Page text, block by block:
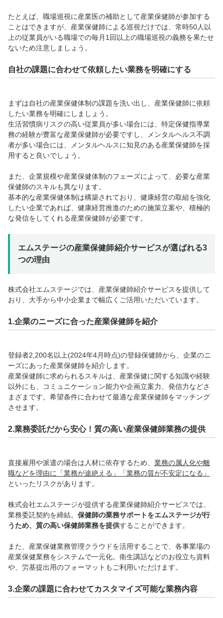
たとえば、職場巡視に産業医の補助として産業保健師が参加する
ことはできますが、産業保健師による巡視だけでは、常時50人以
上の従業員がいる職場での毎月1回以上の職場巡視の義務を果たせ
ないため注意しましょう。
自社の課題に合わせて依頼したい業務を明確にする
まずは自社の産業保健体制の課題を洗い出し、産業保健師に依頼
したい業務を明確にしましょう。
生活習慣病リスクの高い従業員が多い場合には、特定保健指導業
務の経験が豊富な産業保健師が必要ですし、メンタルヘルス不調
者が多い場合には、メンタルヘルスに知見のある産業保健師を採
用すると良いでしょう。
また、企業規模や産業保健体制のフェーズによって、必要な産業
保健師のスキルも異なります。
基本的な産業保健体制は構築されており、健康経営の取組を強化
したい企業であれば、健康経営推進のための施策立案や、積極的
な発信をしてくれる産業保健師が必要です。
エムステージの産業保健師紹介サービスが選ばれる3
つの理由
株式会社エムステージでは、産業保健師紹介サービスを提供して
おり、大手から中小企業まで幅広くご活用いただいています。
1.企業のニーズに合った産業保健師を紹介
登録者2,200名以上(2024年4月時点)の登録保健師から、企業のニ
ーズにあった産業保健師を紹介します。
産業保健師に求められるスキルは、産業保健に関する知識や経験
以外にも、コミュニケーション能力や企画立案力、発信力などさ
まざまです。希望条件に合わせて最適な産業保健師をマッチング
させます。
2.業務委託だから安心！質の高い産業保健師業務の提供
直接雇用や派遣の場合は人材に依存するため、 業務の属人化や離
職などを理由に「業務が途絶える」「業務の質が不安定になる」
といったリスクがあります。
株式会社エムステージが提供する産業保健師紹介サービスでは、
業務委託契約を締結。 保健師の業務サポートをエムステージが行
うため、質の高い保健師業務を提供することができます。
また、産業保健業務管理クラウドを活用することで、各事業場の
産業保健業務をシステムで一元化。衛生講話などのお役立ち資料
や、労基提出用のフォーマットもご利用いただけます。
3.企業の課題に合わせてカスタマイズ可能な業務内容